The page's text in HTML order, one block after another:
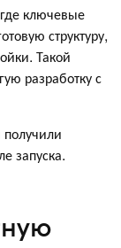
ключевые
структуру,
Такой
разработку с
получили
запуска.